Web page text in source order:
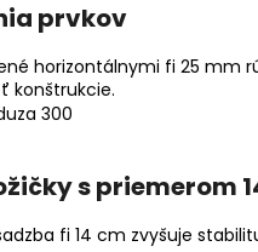
prvkov
horizontálnymi fi 25
konštrukcie.
s priemerom
fi 14 cm zvyšuje